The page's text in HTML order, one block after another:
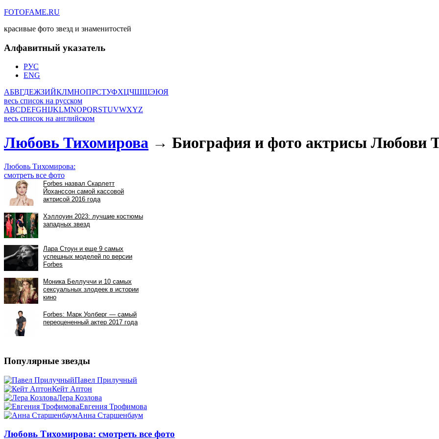
FOTOFAME.RU
красивые фото звезд и знаменитостей
Алфавитный указатель
РУС
ENG
АБВГДЕЖЗИЙКЛМНОПРСТУФХЦЧШЩЭЮЯ
весь список на русском
ABCDEFGHIJKLMNOPQRSTUVWXYZ
весь список на английском
Любовь Тихомирова → Биография и фото актрисы Любови
Любовь Тихомирова:
смотреть все фото
Популярные звезды
Павел Прилучный
Кейт Аптон
Лера Козлова
Евгения Трофимова
Анна Старшенбаум
Любовь Тихомирова: смотреть все фото